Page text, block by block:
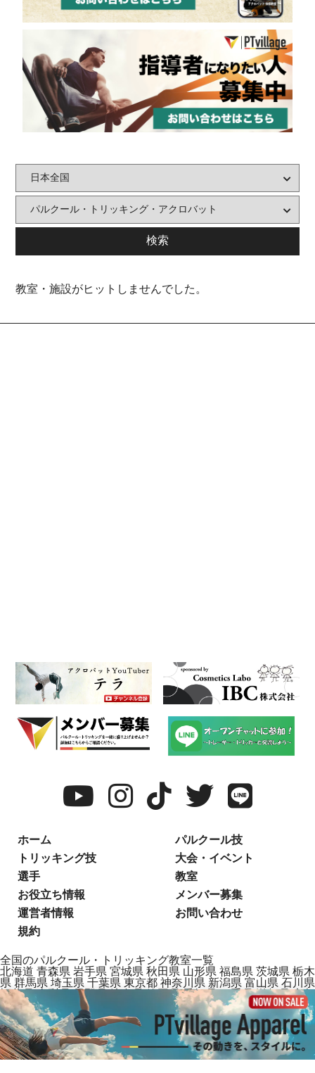
教室・施設がヒットしませんでした。
ホーム
パルクール技
トリッキング技
大会・イベント
選手
教室
お役立ち情報
メンバー募集
運営者情報
お問い合わせ
規約
全国のパルクール・トリッキング教室一覧
北海道 青森県 岩手県 宮城県 秋田県 山形県 福島県 茨城県 栃木
県 群馬県 埼玉県 千葉県 東京都 神奈川県 新潟県 富山県 石川県
福井県
長野県 静岡県 愛知県 三重県 滋賀県 京都
府 大阪府 兵庫県 奈良県 鳥取県 島根県 岡山県 広島県
山口県 徳島県 香川県 愛媛県 高知県 福岡県 佐賀県 長崎県 熊本
県 大分県 宮崎県 鹿児島県 沖縄県
2025 PTvillage